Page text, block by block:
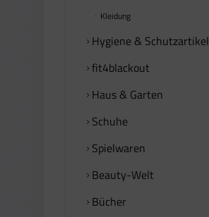
Kleidung
Hygiene & Schutzartikel
fit4blackout
Haus & Garten
Schuhe
Spielwaren
Beauty-Welt
Bücher